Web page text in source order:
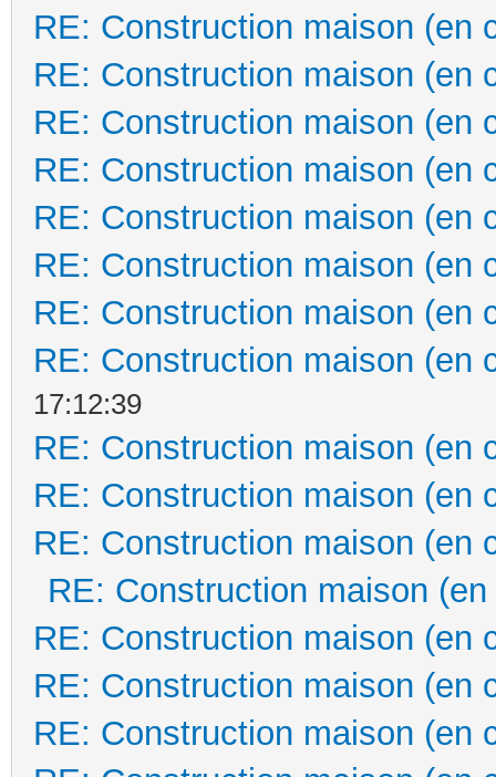
RE: Construction maison (en
RE: Construction maison (en
RE: Construction maison (en
RE: Construction maison (en
RE: Construction maison (en
RE: Construction maison (en
RE: Construction maison (en
RE: Construction maison (en
17:12:39
RE: Construction maison (en
RE: Construction maison (en
RE: Construction maison (en
RE: Construction maison
RE: Construction maison (en
RE: Construction maison (en
RE: Construction maison (en